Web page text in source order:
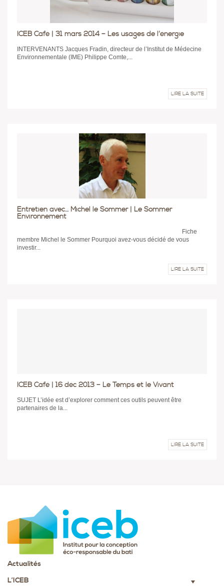
ICEB Café | 31 mars 2014 – Les usages de l’énergie
INTERVENANTS Jacques Fradin, directeur de l’Institut de Médecine
Environnementale (IME) Philippe Comte,...
LIRE LA SUITE
Entretien avec… Michel le Sommer | Le Sommer
Environnement
Fiche
membre Michel le Sommer Pourquoi avez-vous décidé de vous
investir...
LIRE LA SUITE
ICEB Café | 16 déc 2013 – Le Temps et le Vivant
SUJET L’idée est d’explorer comment ces outils peuvent être
partenaires de la...
LIRE LA SUITE
Actualités
L’ICEB
▼